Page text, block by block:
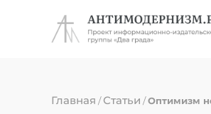
Главная /Статьи /Оптимизм